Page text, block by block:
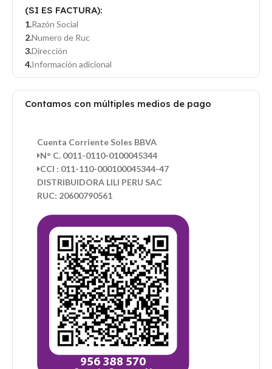
(SI ES FACTURA):
Razón Social
Numero de Ruc
Dirección
Información adicional
Contamos con múltiples medios de pago
Cuenta Corriente Soles BBVA
N° C. 0011-0110-0100045344
CCI : 011-110-000100045344-47
DISTRIBUIDORA LILI PERU SAC
RUC: 20600790561